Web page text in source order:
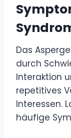
Das
durch
Interaktion
repetitives
Interessen.
häufige